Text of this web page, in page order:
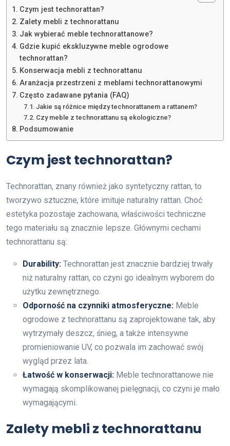
Czym jest technorattan?
Zalety mebli z technorattanu
Jak wybierać meble technorattanowe?
Gdzie kupić ekskluzywne meble ogrodowe
technorattan?
Konserwacja mebli z technorattanu
Aranżacja przestrzeni z meblami technorattanowymi
Często zadawane pytania (FAQ)
Jakie są różnice między technorattanem a rattanem?
Czy meble z technorattanu są ekologiczne?
Podsumowanie
Czym jest technorattan?
Technorattan, znany również jako syntetyczny rattan, to
tworzywo sztuczne, które imituje naturalny rattan. Choć
estetyka pozostaje zachowana, właściwości techniczne
tego materiału są znacznie lepsze. Głównymi cechami
technorattanu są:
Durability: Technorattan jest znacznie bardziej trwały
niż naturalny rattan, co czyni go idealnym wyborem do
użytku zewnętrznego.
Odporność na czynniki atmosferyczne: Meble
ogrodowe z technorattanu są zaprojektowane tak, aby
wytrzymały deszcz, śnieg, a także intensywne
promieniowanie UV, co pozwala im zachować swój
wygląd przez lata.
Łatwość w konserwacji: Meble technorattanowe nie
wymagają skomplikowanej pielęgnacji, co czyni je mało
wymagającymi.
Zalety mebli z technorattanu